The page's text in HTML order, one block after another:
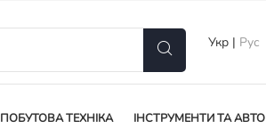
Укр | Рус
ПОБУТОВА ТЕХНІКА ІНСТРУМЕНТИ ТА АВТО